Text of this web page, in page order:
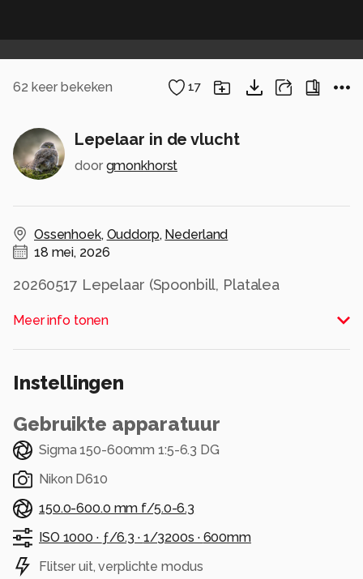
62 keer bekeken 17
Lepelaar in de vlucht
door gmonkhorst
Ossenhoek, Ouddorp, Nederland
18 mei, 2026
20260517 Lepelaar (Spoonbill, Platalea
Meer info tonen
Instellingen
Gebruikte apparatuur
Sigma 150-600mm 1:5-6.3 DG
Nikon D610
150.0-600.0 mm f/5.0-6.3
ISO 1000 · ƒ/6.3 · 1/3200s · 600mm
Flitser uit, verplichte modus